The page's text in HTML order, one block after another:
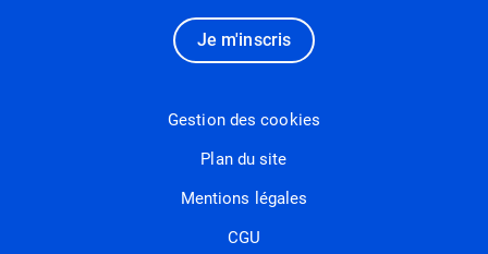
Je m'inscris
Gestion des cookies
Plan du site
Mentions légales
CGU